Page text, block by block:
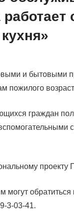
и бытовыми
пожилого
граждан
обратиться
3-03-41.